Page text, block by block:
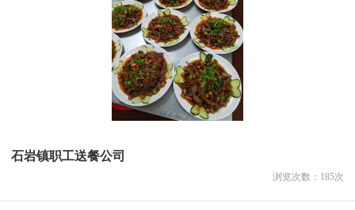
石岩镇职工送餐公司
浏览次数： 185次